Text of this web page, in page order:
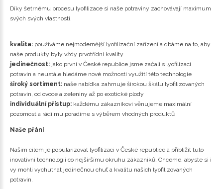
Díky šetrnému procesu lyofilizace si naše potraviny zachovávají maximum
svých svých vlastností.
kvalita: používáme nejmodernější lyofilizační zařízení a dbáme na to, aby
naše produkty byly vždy prvotřídní kvality
jedinečnost: jako první v České republice jsme začali s lyofilizací
potravin a neustále hledáme nové možnosti využití této technologie
široký sortiment: naše nabídka zahrnuje širokou škálu lyofilizovaných
potravin, od ovoce a zeleniny až po exotické plody
individuální přístup: každému zákazníkovi věnujeme maximální
pozornost a rádi mu poradíme s výběrem vhodných produktů
Naše přání
Naším cílem je popularizovat lyofilizaci v České republice a přiblížit tuto
inovativní technologii co nejširšímu okruhu zákazníků. Chceme, abyste si i
vy mohli vychutnat jedinečnou chuť a kvalitu našich lyofilizovaných
potravin.